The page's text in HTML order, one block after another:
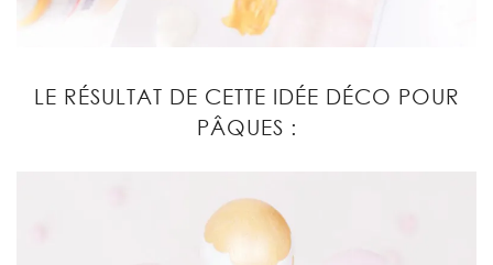
LE RÉSULTAT DE CETTE IDÉE DÉCO POUR
PÂQUES :